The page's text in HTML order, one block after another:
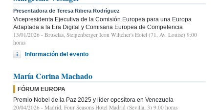
Presentadora de Teresa Ribera Rodríguez
Vicepresidenta Ejecutiva de la Comisión Europea para una Europa
Adaptada a la Era Digital y Comisaria Europea de Competencia
13/01/2026 - Bruselas, Steigenberger Icon Wiltcher's Hotel (71, Av. Louise) 9:00
horas
Información del evento
María Corina Machado
FÓRUM EUROPA
Premio Nobel de la Paz 2025 y líder opositora en Venezuela
20/04/2026 - Madrid, Four Seasons Hotel Madrid (Sevilla, 3) 9.00 horas